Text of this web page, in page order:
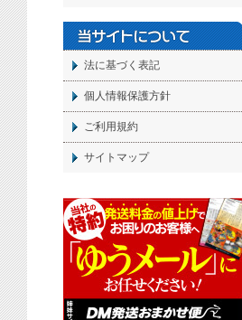
法に基づく表記
個人情報保護方針
ご利用規約
サイトマップ